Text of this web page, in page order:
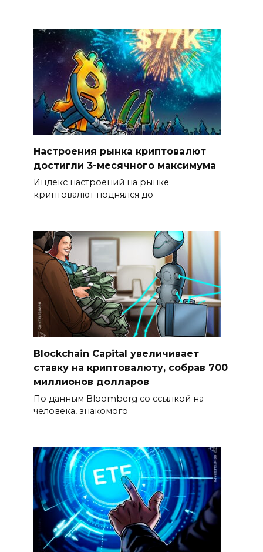
Настроения рынка криптовалют
достигли 3-месячного максимума
Индекс настроений на рынке
криптовалют поднялся до
Blockchain Capital увеличивает
ставку на криптовалюту, собрав 700
миллионов долларов
По данным Bloomberg со ссылкой на
человека, знакомого